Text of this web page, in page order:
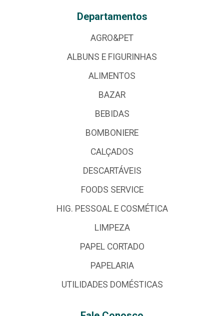
Departamentos
AGRO&PET
ALBUNS E FIGURINHAS
ALIMENTOS
BAZAR
BEBIDAS
BOMBONIERE
CALÇADOS
DESCARTÁVEIS
FOODS SERVICE
HIG. PESSOAL E COSMÉTICA
LIMPEZA
PAPEL CORTADO
PAPELARIA
UTILIDADES DOMÉSTICAS